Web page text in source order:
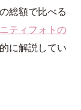
総額で比べる
ティフォトの
に解説してい